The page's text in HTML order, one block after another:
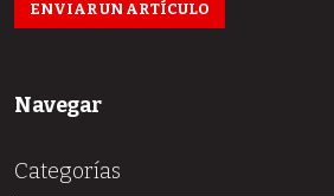
ENVIAR UN ARTÍCULO
Navegar
Categorías